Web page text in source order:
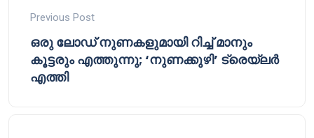
Previous Post
ഒരു ലോഡ് നുണകളുമായി റിച്ച് മാനും
കൂട്ടരും എത്തുന്നു; ‘നുണക്കുഴി’ ട്രെയ്‌ലർ
എത്തി